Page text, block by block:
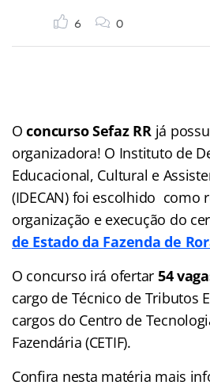
6 0
Oconcurso Sefaz RR já
organizadora! O Instituto de
Educacional, Cultural e
(IDECAN) foi escolhido como
organização e execução do
de Estado da Fazenda de
O concurso irá ofertar 54
cargo de Técnico de Tributos
cargos do Centro de
Fazendária (CETIF).
Confira nesta matéria mais